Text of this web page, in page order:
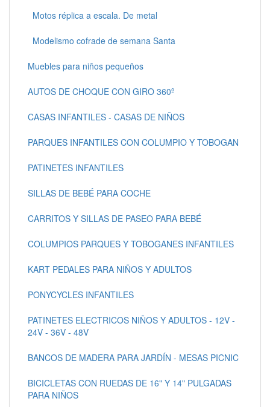
Motos réplica a escala. De metal
Modelismo cofrade de semana Santa
Muebles para niños pequeños
AUTOS DE CHOQUE CON GIRO 360º
CASAS INFANTILES - CASAS DE NIÑOS
PARQUES INFANTILES CON COLUMPIO Y TOBOGAN
PATINETES INFANTILES
SILLAS DE BEBÉ PARA COCHE
CARRITOS Y SILLAS DE PASEO PARA BEBÉ
COLUMPIOS PARQUES Y TOBOGANES INFANTILES
KART PEDALES PARA NIÑOS Y ADULTOS
PONYCYCLES INFANTILES
PATINETES ELECTRICOS NIÑOS Y ADULTOS - 12V -
24V - 36V - 48V
BANCOS DE MADERA PARA JARDÍN - MESAS PICNIC
BICICLETAS CON RUEDAS DE 16" Y 14" PULGADAS
PARA NIÑOS